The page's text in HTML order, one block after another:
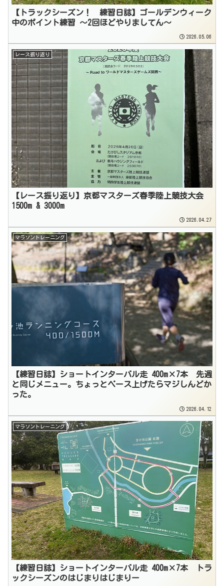
【トラックシーズン！ 練習日誌】ゴールデンウィーク
中のポイント練習 〜2回ほどやりましてん〜
2026.05.06
レース振り返り
【レース振り返り】京都マスターズ春季陸上競技大会
1500m & 3000m
2026.04.27
マラソントレーニング
【練習日誌】ショートインターバル走 400m×7本 先週
と同じメニュー。ちょっとペース上げたらマジしんどか
った。
2026.04.12
マラソントレーニング
【練習日誌】ショートインターバル走 400m×7本 トラ
ックシーズンのはじまりはじまりー